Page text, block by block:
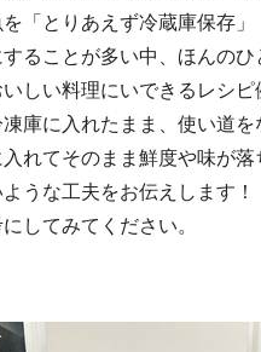
「とりあえず冷蔵庫保存」
ることが多い中、ほんのひ
しい料理にいできるレシピ
庫に入れたまま、使い道を
れてそのまま鮮度や味が落
うな工夫をお伝えします！
してみてください。